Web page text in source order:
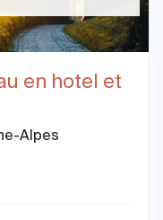
en hotel et
Alpes